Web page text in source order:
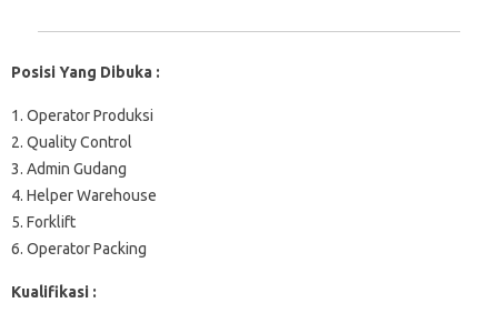
Posisi Yang Dibuka :
1. Operator Produksi
2. Quality Control
3. Admin Gudang
4. Helper Warehouse
5. Forklift
6. Operator Packing
Kualifikasi :